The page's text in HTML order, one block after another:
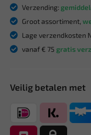
Verzending:
Groot assortiment,
Lage verzendkosten
vanaf € 75 gratis
Veilig betalen met